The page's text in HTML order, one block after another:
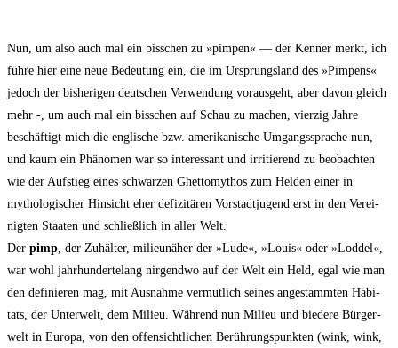
Nun, um also auch mal ein biss­chen zu »pim­pen« — der Ken­ner merkt, ich
füh­re hier eine neue Bedeu­tung ein, die im Ursprungs­land des »Pim­pens«
jedoch der bis­he­ri­gen deut­schen Ver­wen­dung vor­aus­geht, aber davon gleich
mehr -, um auch mal ein biss­chen auf Schau zu machen, vier­zig Jah­re
beschäf­tigt mich die eng­li­sche bzw. ame­ri­ka­ni­sche Umgangs­spra­che nun,
und kaum ein Phä­no­men war so inter­es­sant und irri­tie­rend zu beob­ach­ten
wie der Auf­stieg eines schwar­zen Ghet­to­my­thos zum Hel­den einer in
mytho­lo­gi­scher Hin­sicht eher defi­zi­tä­ren Vor­stadt­ju­gend erst in den Ver­ei­
nig­ten Staa­ten und schließ­lich in aller Welt.
Der pimp, der Zuhäl­ter, milie­u­nä­her der »Lude«, »Lou­is« oder »Lod­del«,
war wohl jahr­hundertelang nir­gend­wo auf der Welt ein Held, egal wie man
den defi­nie­ren mag, mit Aus­nah­me ver­mut­lich sei­nes ange­stamm­ten Habi­
tats, der Unter­welt, dem Milieu. Wäh­rend nun Milieu und bie­de­re Bür­ger­
welt in Euro­pa, von den offen­sicht­li­chen Berüh­rungs­punk­ten (wink, wink,